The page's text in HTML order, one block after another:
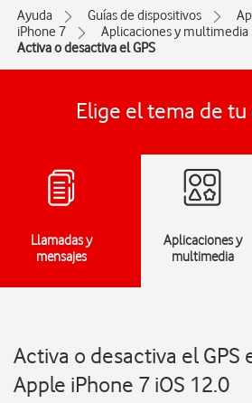
Ayuda Guías de dispositivos
iPhone 7
Aplicaciones y multimedia
Activa o desactiva el GPS
Elige el tema de
Llamadas y
mensajes
Aplicaciones y
multimedia
Activa o desactiva el GPS
Apple iPhone 7 iOS 12.0